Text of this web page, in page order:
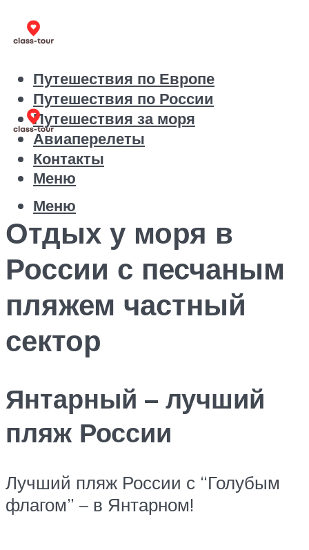
Путешествия по Европе
Путешествия по России
Путешествия за моря
Авиаперелеты
Контакты
Меню
Меню
Отдых у моря в
России с песчаным
пляжем частный
сектор
Янтарный – лучший
пляж России
Лучший пляж России с “Голубым
флагом” – в Янтарном!